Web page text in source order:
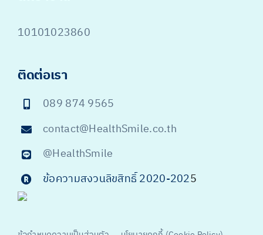
10101023860
ติดต่อเรา
089 874 9565
contact@HealthSmile.co.th
@HealthSmile
ข้อความสงวนลิขสิทธิ์ 2020-2025